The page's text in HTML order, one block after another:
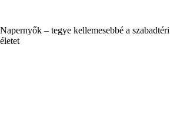
Napernyők – tegye kellemesebbé a szabadtéri
életet